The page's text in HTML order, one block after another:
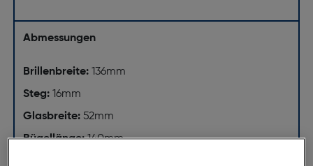
Abmessungen
Brillenbreite: 136mm
Steg: 16mm
Glasbreite: 52mm
Bügellänge:140mm